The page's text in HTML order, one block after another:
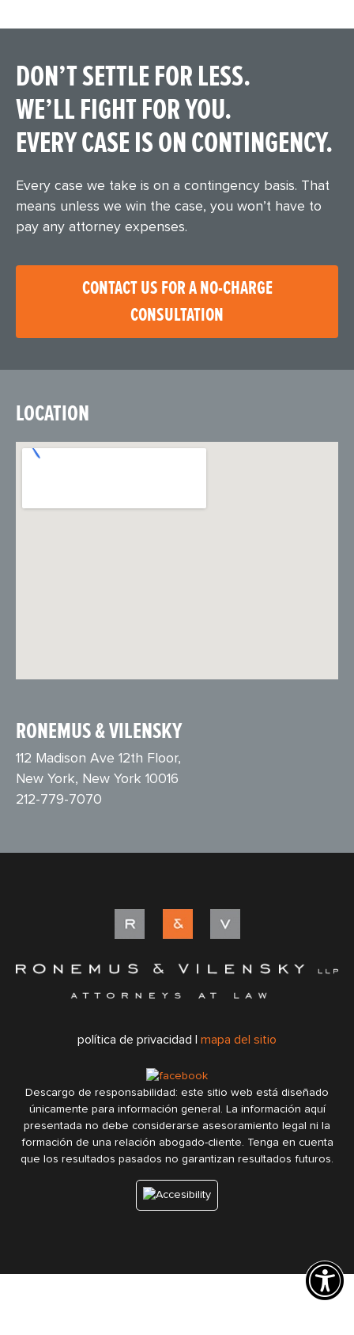
DON’T SETTLE FOR LESS.
WE’LL FIGHT FOR YOU.
EVERY CASE IS ON CONTINGENCY.
Every case we take is on a contingency basis. That
means unless we win the case, you won’t have to
pay any attorney expenses.
CONTACT US FOR A NO-CHARGE
CONSULTATION
LOCATION
RONEMUS & VILENSKY
112 Madison Ave 12th Floor,
New York, New York 10016
212-779-7070
política de privacidad | mapa del sitio
Descargo de responsabilidad: este sitio web está diseñado
únicamente para información general. La información aquí
presentada no debe considerarse asesoramiento legal ni la
formación de una relación abogado-cliente. Tenga en cuenta
que los resultados pasados no garantizan resultados futuros.